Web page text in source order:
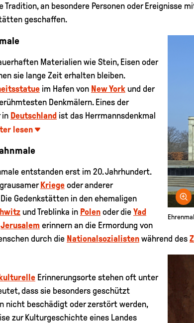
an besondere Personen oder Ereignisse
geschaffen.
Materialien wie Stein, Eisen oder
sie lange Zeit erhalten bleiben.
im Hafen von New York und der
Denkmälern. Eines der
in Deutschland ist das Herrmannsdenkmal
lesen
entstanden erst im 20. Jahrhundert.
Kriege oder anderer
Gedenkstätten in den ehemaligen
und Treblinka in Polen oder die Yad
Jerusalem erinnern an die Ermordung von
durch die Nationalsozialisten während des
Erinnerungsorte stehen oft unter
dass sie besonders geschützt
nicht beschädigt oder zerstört werden,
zur Kulturgeschichte eines Landes